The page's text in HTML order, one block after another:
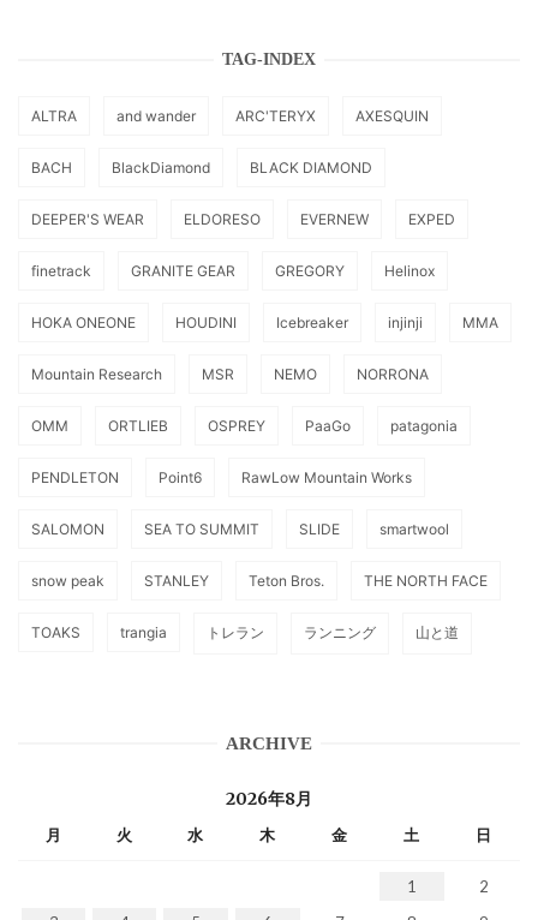
TAG-INDEX
ALTRA and wander ARC'TERYX AXESQUIN
BACH BlackDiamond BLACK DIAMOND
DEEPER'S WEAR ELDORESO EVERNEW EXPED
finetrack GRANITE GEAR GREGORY Helinox
HOKA ONEONE HOUDINI Icebreaker injinji MMA
Mountain Research MSR NEMO NORRONA
OMM ORTLIEB OSPREY PaaGo patagonia
PENDLETON Point6 RawLow Mountain Works
SALOMON SEA TO SUMMIT SLIDE smartwool
snow peak STANLEY Teton Bros. THE NORTH FACE
TOAKS trangia トレラン ランニング 山と道
ARCHIVE
2026年8月
月 火 水 木 金 土 日
1
2